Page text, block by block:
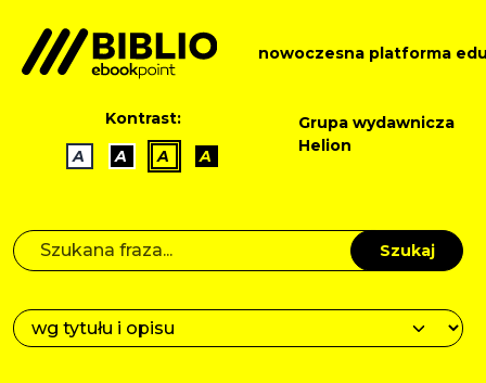
nowoczesna platforma
Kontrast:
A
A A A
Grupa wydawnicza
Helion
Szukaj